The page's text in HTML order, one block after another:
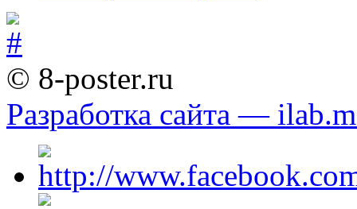
© 8-poster.ru
Разработка сайта —